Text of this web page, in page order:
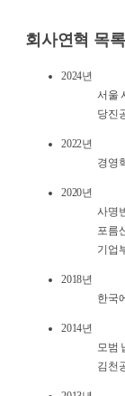
회사연혁 목록
2024년
서울
당진
2022년
경영
2020년
사명
포름
기업
2018년
한국
2014년
모범
김천